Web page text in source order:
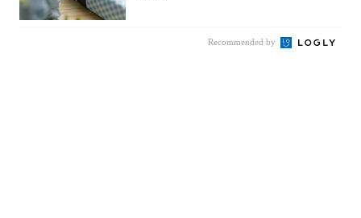
Recommended by